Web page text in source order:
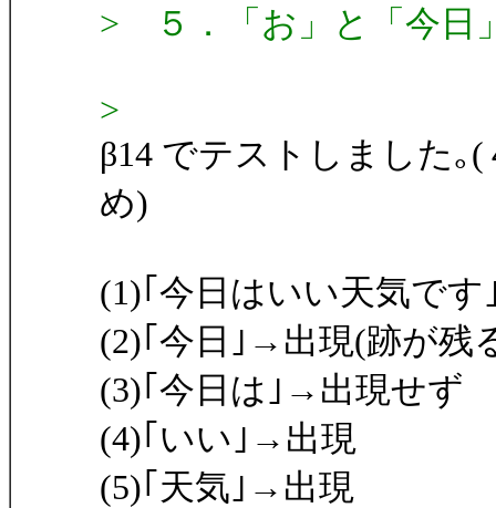
> ５．「お」と「今日
>
β14 でテストしました｡
め)
(1)｢今日はいい天気で
(2)｢今日｣→出現(跡が残
(3)｢今日は｣→出現せず
(4)｢いい｣→出現
(5)｢天気｣→出現